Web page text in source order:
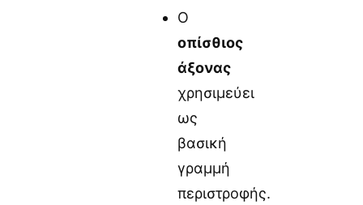
Ο
οπίσθιος
άξονας
χρησιμεύει
ως
βασική
γραμμή
περιστροφής.